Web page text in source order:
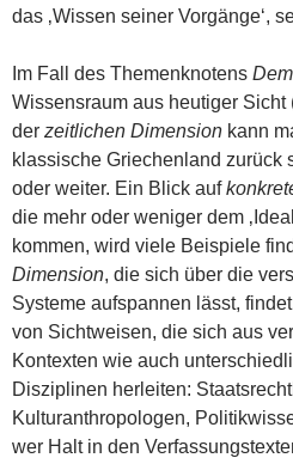
das ‚Wissen seiner Vorgänge‘,
Im Fall des Themenknotens
Wissensraum aus heutiger Sicht
der zeitlichen Dimension kann
klassische Griechenland zurück
oder weiter. Ein Blick auf
die mehr oder weniger dem
kommen, wird viele Beispiele
Dimension, die sich über die
Systeme aufspannen lässt,
von Sichtweisen, die sich aus
Kontexten wie auch
Disziplinen herleiten:
Kulturanthropologen,
wer Halt in den